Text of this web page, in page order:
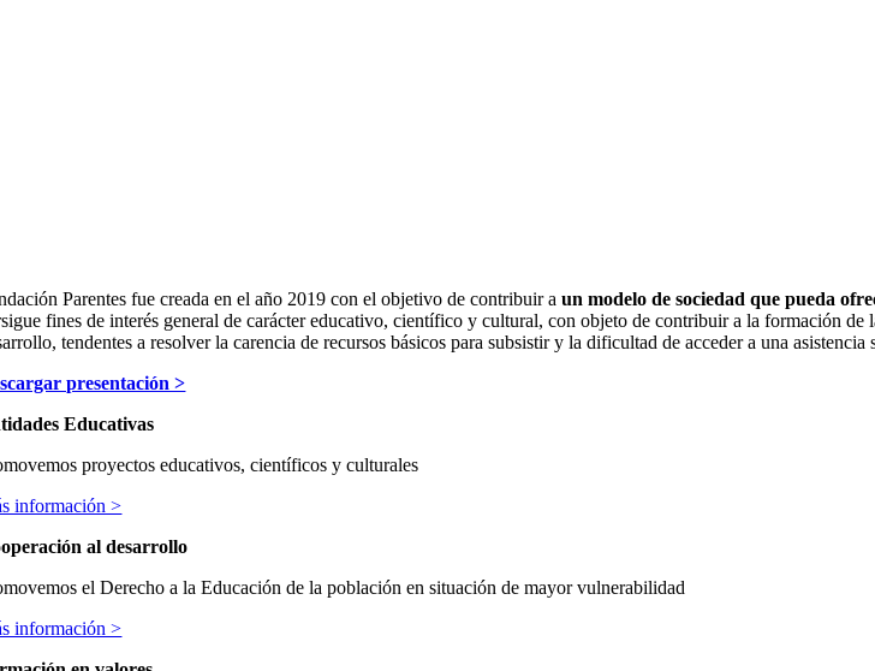
Parentes fue creada en el año 2019 con el objetivo de contribuir aun modelo de sociedad que pueda
fines de interés general de carácter educativo, científico y cultural, con objeto de contribuir a la formación
tendentes a resolver la carencia de recursos básicos para subsistir y la dificultad de acceder a una asistencia
presentación >
Educativas
proyectos educativos, científicos y culturales
información >
al desarrollo
el Derecho a la Educación de la población en situación de mayor vulnerabilidad
información >